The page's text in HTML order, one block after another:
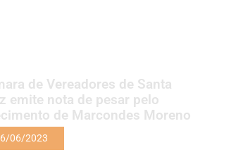
de Vereadores de Santa
emite nota de pesar pelo
de Marcondes Moreno
06/2023